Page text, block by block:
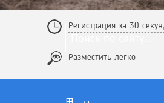
Регистрация за 30
Разместить легко